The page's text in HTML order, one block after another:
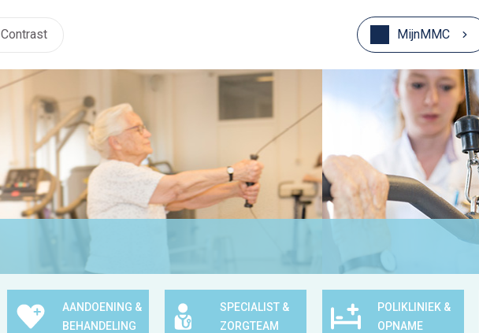
Contrast MijnMMC
AANDOENING &
BEHANDELING
SPECIALIST &
ZORGTEAM
POLIKLINIEK &
OPNAME